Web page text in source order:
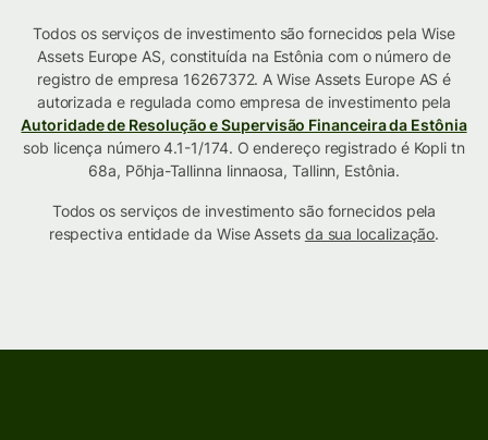
Todos os serviços de investimento são fornecidos pela Wise
Assets Europe AS, constituída na Estônia com o número de
registro de empresa 16267372. A Wise Assets Europe AS é
autorizada e regulada como empresa de investimento pela
Autoridade de Resolução e Supervisão Financeira da Estônia
sob licença número 4.1-1/174. O endereço registrado é Kopli tn
68a, Põhja-Tallinna linnaosa, Tallinn, Estônia.
Todos os serviços de investimento são fornecidos pela
respectiva entidade da Wise Assets da sua localização.